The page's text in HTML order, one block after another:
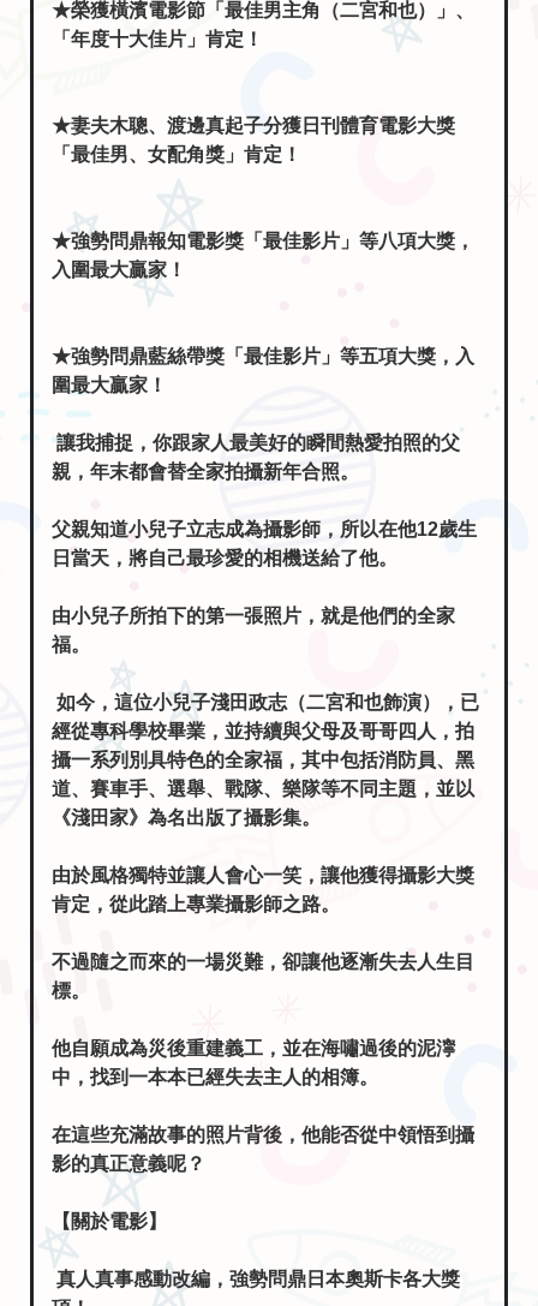
★強勢問鼎報知電影獎「最佳影片」等八項大獎，
入圍最大贏家！
★強勢問鼎藍絲帶獎「最佳影片」等五項大獎，入
讓我捕捉，你跟家人最美好的瞬間熱愛拍照的父
親，年末都會替全家拍攝新年合照。
父親知道小兒子立志成為攝影師，所以在他12歲生
由小兒子所拍下的第一張照片，就是他們的全家
如今，這位小兒子淺田政志（二宮和也飾演），已
經從專科學校畢業，並持續與父母及哥哥四人，拍
攝一系列別具特色的全家福，其中包括消防員、黑
道、賽車手、選舉、戰隊、樂隊等不同主題，並以
《淺田家》為名出版了攝影集。
由於風格獨特並讓人會心一笑，讓他獲得攝影大獎
不過隨之而來的一場災難，卻讓他逐漸失去人生目
他自願成為災後重建義工，並在海嘯過後的泥濘
在這些充滿故事的照片背後，他能否從中領悟到攝
【關於電影】
真人真事感動改編，強勢問鼎日本奧斯卡各大獎
項！